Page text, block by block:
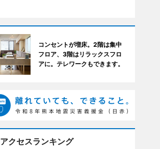
コンセントが増床。2階は集中
フロア、3階はリラックスフロ
アに。テレワークもできます。
アクセスランキング